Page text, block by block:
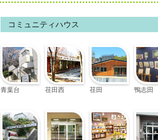
コミュニティハウス
青葉台 荏田西 荏田 鴨志田